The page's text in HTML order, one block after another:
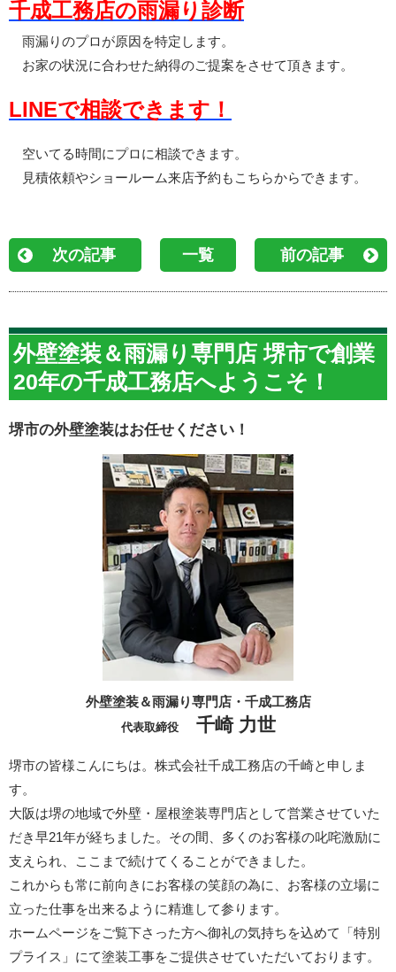
千成工務店の雨漏り診断
雨漏りのプロが原因を特定します。
お家の状況に合わせた納得のご提案をさせて頂きます。
LINEで相談できます！
空いてる時間にプロに相談できます。
見積依頼やショールーム来店予約もこちらからできます。
次の記事 一覧 前の記事
外壁塗装＆雨漏り専門店 堺市で創業
20年の千成工務店へようこそ！
堺市の外壁塗装はお任せください！
外壁塗装＆雨漏り専門店・千成工務店
代表取締役 千崎 力世
堺市の皆様こんにちは。株式会社千成工務店の千崎と申しま
す。
大阪は堺の地域で外壁・屋根塗装専門店として営業させていた
だき早21年が経ちました。その間、多くのお客様の叱咤激励に
支えられ、ここまで続けてくることができました。
これからも常に前向きにお客様の笑顔の為に、お客様の立場に
立った仕事を出来るように精進して参ります。
ホームページをご覧下さった方へ御礼の気持ちを込めて「特別
プライス」にて塗装工事をご提供させていただいております。